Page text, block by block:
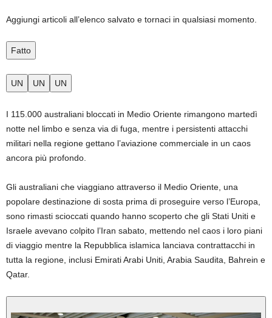
Aggiungi articoli all’elenco salvato e tornaci in qualsiasi momento.
Fatto
UN UN UN
I 115.000 australiani bloccati in Medio Oriente rimangono martedì
notte nel limbo e senza via di fuga, mentre i persistenti attacchi
militari nella regione gettano l’aviazione commerciale in un caos
ancora più profondo.
Gli australiani che viaggiano attraverso il Medio Oriente, una
popolare destinazione di sosta prima di proseguire verso l’Europa,
sono rimasti scioccati quando hanno scoperto che gli Stati Uniti e
Israele avevano colpito l’Iran sabato, mettendo nel caos i loro piani
di viaggio mentre la Repubblica islamica lanciava contrattacchi in
tutta la regione, inclusi Emirati Arabi Uniti, Arabia Saudita, Bahrein e
Qatar.